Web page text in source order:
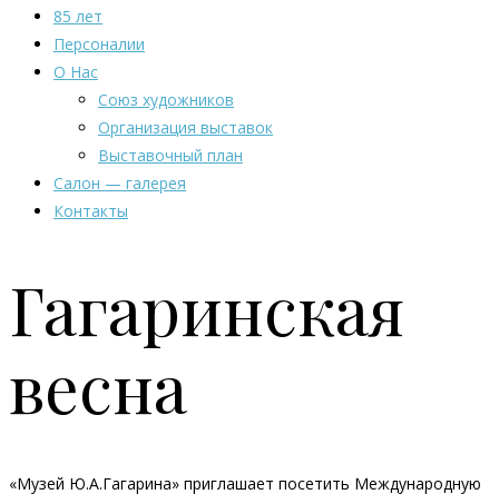
85 лет
Персоналии
О Нас
Союз художников
Организация выставок
Выставочный план
Салон — галерея
Контакты
Гагаринская
весна
«Музей Ю.А.Гагарина» приглашает посетить Международную